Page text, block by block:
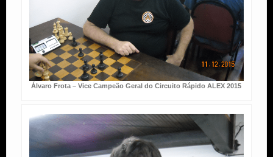
Álvaro Frota – Vice Campeão Geral do Circuito Rápido ALEX 2015